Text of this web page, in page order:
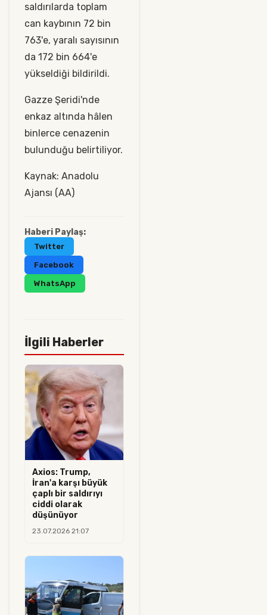
saldırılarda toplam
can kaybının 72 bin
763'e, yaralı sayısının
da 172 bin 664'e
yükseldiği bildirildi.
Gazze Şeridi'nde
enkaz altında hâlen
binlerce cenazenin
bulunduğu belirtiliyor.
Kaynak: Anadolu
Ajansı (AA)
Haberi Paylaş:
Twitter
Facebook
WhatsApp
İlgili Haberler
Axios: Trump,
İran'a karşı büyük
çaplı bir saldırıyı
ciddi olarak
düşünüyor
23.07.2026 21:07